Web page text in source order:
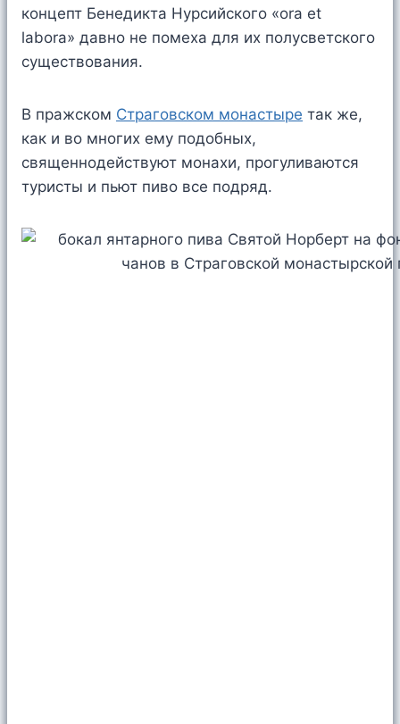
концепт Бенедикта Нурсийского «ora et
labora» давно не помеха для их полусветского
существования.
В пражском Страговском монастыре так же,
как и во многих ему подобных,
священнодействуют монахи, прогуливаются
туристы и пьют пиво все подряд.